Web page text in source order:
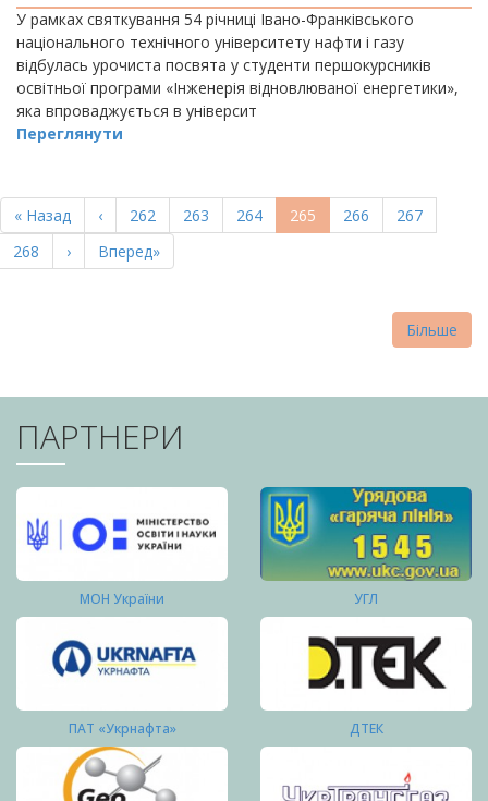
У рамках святкування 54 річниці Івано-Франківського
національного технічного університету нафти і газу
відбулась урочиста посвята у студенти першокурсників
освітньої програми «Інженерія відновлюваної енергетики»,
яка впроваджується в університ
Переглянути
НА
СТОРІНКИ
Перша
сторінка
« Назад
Попередня
сторінка
‹ Page
262 Page
263 Page
264
Поточна
сторінка
265 Page
266 Page
267
Page
268
Наступна
сторінка
›
Остання
сторінка
Вперед»
Більше
ПАРТНЕРИ
МОН України УГЛ
ПАТ «Укрнафта» ДТЕК